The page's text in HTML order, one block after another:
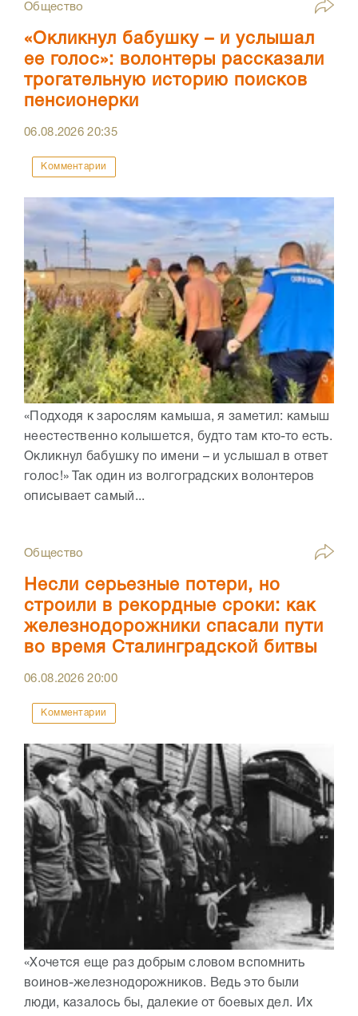
Общество
«Окликнул бабушку – и услышал
ее голос»: волонтеры рассказали
трогательную историю поисков
пенсионерки
06.08.202620:35
Комментарии
«Подходя к зарослям камыша, я заметил: камыш
неестественно колышется, будто там кто-то есть.
Окликнул бабушку по имени – и услышал в ответ
голос!» Так один из волгоградских волонтеров
описывает самый...
Общество
Несли серьезные потери, но
строили в рекордные сроки: как
железнодорожники спасали пути
во время Сталинградской битвы
06.08.202620:00
Комментарии
«Хочется еще раз добрым словом вспомнить
воинов-железнодорожников. Ведь это были
люди, казалось бы, далекие от боевых дел. Их